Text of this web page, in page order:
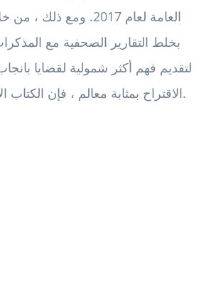
العامة لعام 2017. ومع
بخلط التقارير الصحفية مع
لتقديم فهم أكثر شمولية لقضايا
الاقتراح بمثابة معالم ، فإن الكتاب الأخير هو قمة الغزل.